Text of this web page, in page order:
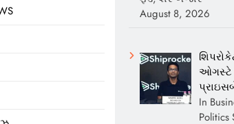
August 8, 2026
ઓગસ્ટે
In
Politics